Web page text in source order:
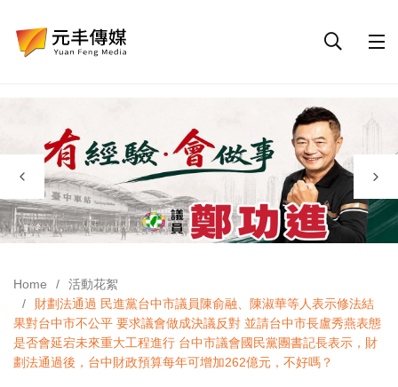
Home
活動花絮
財劃法通過 民進黨台中市議員陳俞融、陳淑華等人表示修法結
果對台中市不公平 要求議會做成決議反對 並請台中市長盧秀燕表態
是否會延宕未來重大工程進行 台中市議會國民黨團書記長表示，財
劃法通過後，台中財政預算每年可增加262億元，不好嗎？